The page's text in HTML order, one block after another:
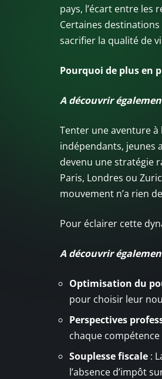
pays, l’écart entre les
Certaines
sacrifier la qualité de
Pourquoi de plus en
A découvrir
Tenter une aventure
indépendants, jeunes
devenu une stratégie
Paris, Londres ou
mouvement n’a rien
Pour éclairer cette
A découvrir
Optimisation du
pour choisir leur
Perspectives
chaque compétence
Souplesse fiscale :
l’absence d’impôt